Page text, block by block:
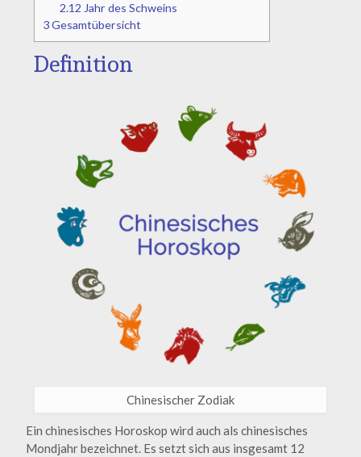
2.12 Jahr des Schweins
3Gesamtübersicht
Definition
Chinesischer Zodiak
Ein chinesisches Horoskop wird auch als chinesisches
Mondjahr bezeichnet. Es setzt sich aus insgesamt 12